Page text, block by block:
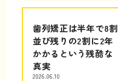
歯列矯正は半年で8割
並び残りの2割に2年
かかるという残酷な
真実
2026.06.10